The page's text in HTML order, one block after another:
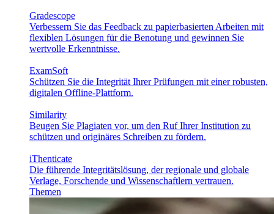
Gradescope
Verbessern Sie das Feedback zu papierbasierten Arbeiten mit
flexiblen Lösungen für die Benotung und gewinnen Sie
wertvolle Erkenntnisse.
ExamSoft
Schützen Sie die Integrität Ihrer Prüfungen mit einer robusten,
digitalen Offline-Plattform.
Similarity
Beugen Sie Plagiaten vor, um den Ruf Ihrer Institution zu
schützen und originäres Schreiben zu fördern.
iThenticate
Die führende Integritätslösung, der regionale und globale
Verlage, Forschende und Wissenschaftlern vertrauen.
Themen